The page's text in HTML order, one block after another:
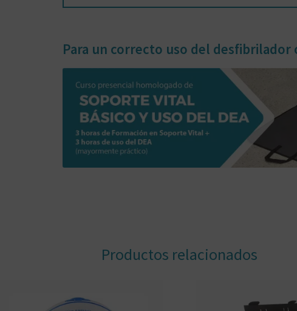
Para un correcto uso del desfibrilador
Productos relacionados